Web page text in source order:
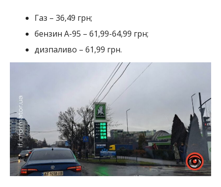
Газ – 36,49 грн;
бензин А-95 – 61,99-64,99 грн;
дизпаливо – 61,99 грн.